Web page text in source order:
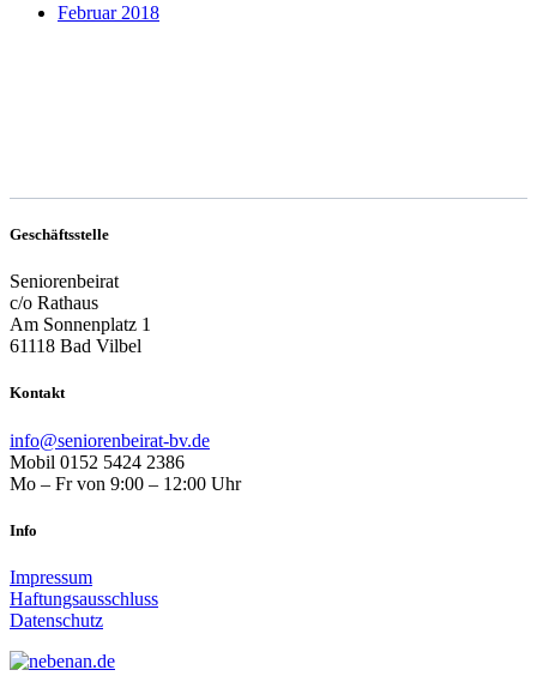
Februar 2018
Geschäftsstelle
Seniorenbeirat
c/o Rathaus
Am Sonnenplatz 1
61118 Bad Vilbel
Kontakt
info@seniorenbeirat-bv.de
Mobil 0152 5424 2386
Mo – Fr von 9:00 – 12:00 Uhr
Info
Impressum
Haftungsausschluss
Datenschutz